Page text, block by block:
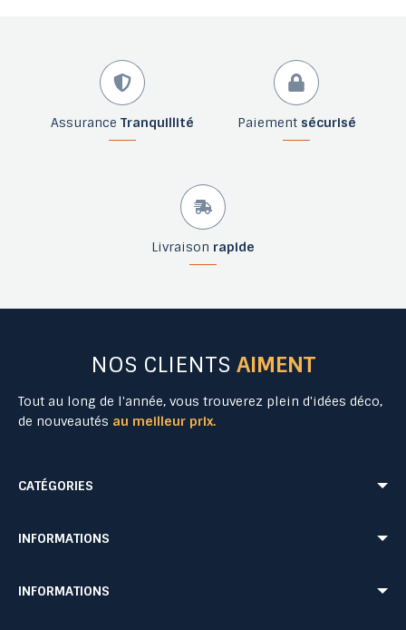
Assurance Tranquillité Paiement sécurisé
Livraison rapide
NOS CLIENTS AIMENT
Tout au long de l'année, vous trouverez plein d'idées déco,
de nouveautés au meilleur prix.
CATÉGORIES
INFORMATIONS
INFORMATIONS